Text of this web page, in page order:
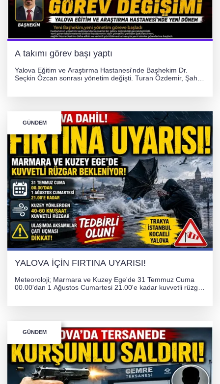
A takımı görev başı yaptı
Yalova Eğitim ve Araştırma Hastanesi'nde Başhekim Dr.
Seçkin Özcan sonrası yönetim değişti. Turan Özdemir, Şahin
GÜNDEM
YALOVA İÇİN FIRTINA UYARISI!
Meteoroloji; Marmara ve Kuzey Ege'de 31 Temmuz Cuma
00.00'dan 1 Ağustos Cumartesi 21.00'e kadar kuvvetli rüzgar
GÜNDEM